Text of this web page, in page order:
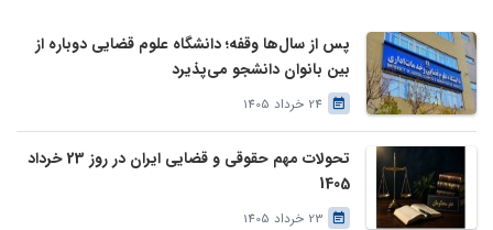
پس از سال‌ها وقفه؛ دانشگاه علوم قضایی دوباره از
بین بانوان دانشجو می‌پذیرد
24 خرداد 1405
تحولات مهم حقوقی و قضایی ایران در روز 23 خرداد
1405
23 خرداد 1405